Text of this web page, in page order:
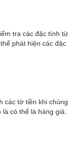
tra các đặc tính
phát hiện các
các tờ tiền khi
có thể là hàng